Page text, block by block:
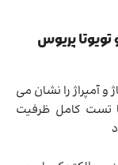
پریوس
آمپراژ را نشان می
تست کامل ظرفیت